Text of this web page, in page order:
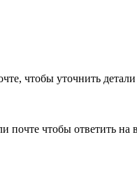
чтобы уточнить
почте чтобы ответить